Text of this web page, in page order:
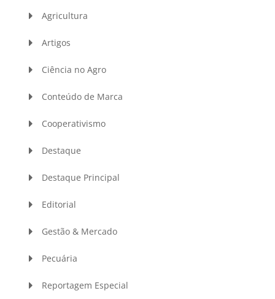
Agricultura
Artigos
Ciência no Agro
Conteúdo de Marca
Cooperativismo
Destaque
Destaque Principal
Editorial
Gestão & Mercado
Pecuária
Reportagem Especial